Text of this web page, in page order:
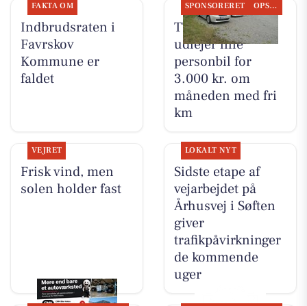
FAKTA OM
Indbrudsraten i
Favrskov
Kommune er
faldet
SPONSORERET OPSLAGSTAVLEN
TT CARS ApS
udlejer lille
personbil for
3.000 kr. om
måneden med fri
km
VEJRET
Frisk vind, men
solen holder fast
LOKALT NYT
Sidste etape af
vejarbejdet på
Århusvej i Søften
giver
trafikpåvirkninger
de kommende
uger